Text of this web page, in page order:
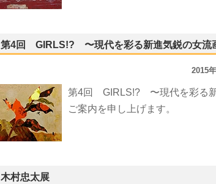
第4回 GIRLS!? 〜現代を彩る新進気鋭の女流
2015
第4回 GIRLS!? 〜現代を彩る
ご案内を申し上げます。
木村忠太展